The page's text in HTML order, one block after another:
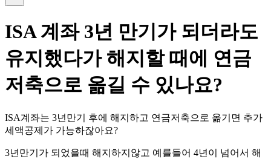
ISA 계좌 3년 만기가 되더라도
유지했다가 해지할 때에 연금
저축으로 옮길 수 있나요?
ISA계좌는 3년만기 후에 해지하고 연금저축으로 옮기면 추가
세액공제가 가능하잖아요?
3년만기가 되었을때 해지하지않고 예를들어 4년이 넘어서 해